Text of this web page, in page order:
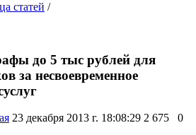
статей /
до 5 тыс рублей для
за несвоевременное
23 декабря 2013 г. 18:08:29 2 675 0